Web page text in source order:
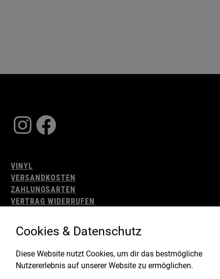
Instagram
Facebook
VINYL
VERSANDKOSTEN
ZAHLUNGSARTEN
VERTRAG WIDERRUFEN
WIDERRUFSBELEHRUNG
IMPRESSUM
Gefördert durch:
Cookies & Datenschutz
Diese Website nutzt Cookies, um dir das bestmögliche
Nutzererlebnis auf unserer Website zu ermöglichen.